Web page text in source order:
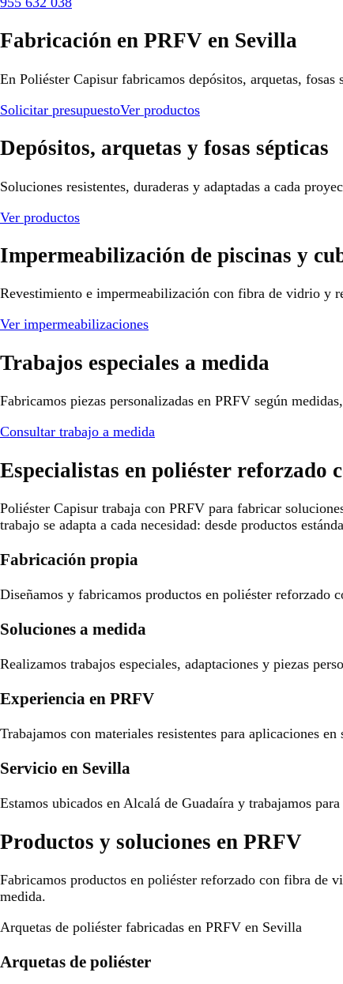
Fabricación en PRFV en Sevilla
En Poliéster Capisur fabricamos depósitos, arquetas,
Solicitar presupuestoVer productos
Depósitos, arquetas y fosas sépticas
Soluciones resistentes, duraderas y adaptadas a cada
Ver productos
Impermeabilización de piscinas y
Revestimiento e impermeabilización con fibra de vidrio y
Ver impermeabilizaciones
Trabajos especiales a medida
Fabricamos piezas personalizadas en PRFV según
Consultar trabajo a medida
Especialistas en poliéster reforzado
Poliéster Capisur trabaja con PRFV para fabricar
trabajo se adapta a cada necesidad: desde productos
Fabricación propia
Diseñamos y fabricamos productos en poliéster reforzado
Soluciones a medida
Realizamos trabajos especiales, adaptaciones y piezas
Experiencia en PRFV
Trabajamos con materiales resistentes para aplicaciones
Servicio en Sevilla
Estamos ubicados en Alcalá de Guadaíra y trabajamos
Productos y soluciones en PRFV
Fabricamos productos en poliéster reforzado con fibra de
medida.
Arquetas de poliéster fabricadas en PRFV en Sevilla
Arquetas de poliéster